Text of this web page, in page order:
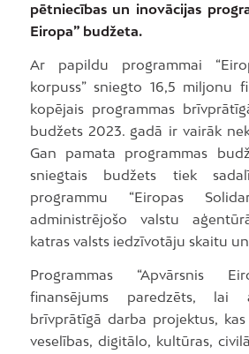
pētniecības un inovācijas
Eiropa” budžeta.
Ar papildu programmai
korpuss” sniegto 16,5 miljonu
kopējais programmas
budžets 2023. gadā ir vairāk
Gan pamata programmas
sniegtais budžets tiek
programmu “Eiropas
administrējošo valstu
katras valsts iedzīvotāju skaitu
Programmas “Apvārsnis
finansējums paredzēts, lai
brīvprātīgā darba projektus,
veselības, digitālo, kultūras,